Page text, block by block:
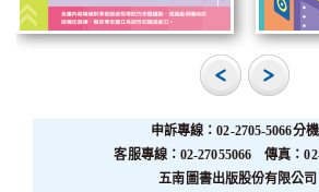
申訴專線：02-2705-5066分
客服專線：02-27055066 傳真：
五南圖書出版股份有限公